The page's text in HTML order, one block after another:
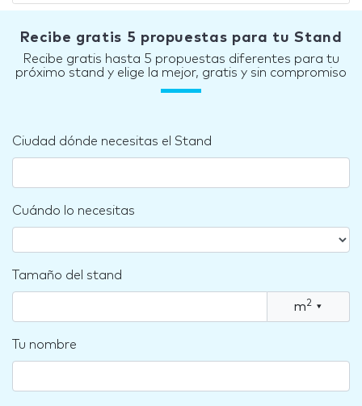
Recibe gratis 5 propuestas para tu Stand
Recibe gratis hasta 5 propuestas diferentes para tu
próximo stand y elige la mejor, gratis y sin compromiso
Ciudad dónde necesitas el Stand
Cuándo lo necesitas
Tamaño del stand
m2 ▾
Tu nombre